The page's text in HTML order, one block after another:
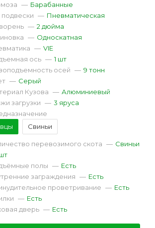
ОТЗЫВЫ
— Барабанные
подвески — Пневматическая
— 2 дюйма
— Односкатная
— VIE
ось — 1 шт
осей — 9 тонн
— Серый
Кузова — Алюминиевый
загрузки — 3 яруса
Свиньи
перевозимого скота — Свиньи
полы — Есть
заграждения — Есть
проветривание — Есть
— Есть
дверь — Есть